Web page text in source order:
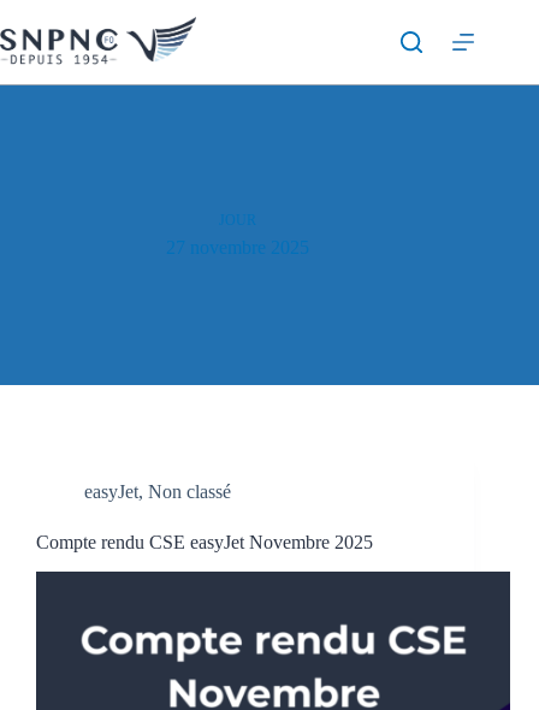
JOUR
27 novembre 2025
easyJet, Non classé
Compte rendu CSE easyJet Novembre 2025